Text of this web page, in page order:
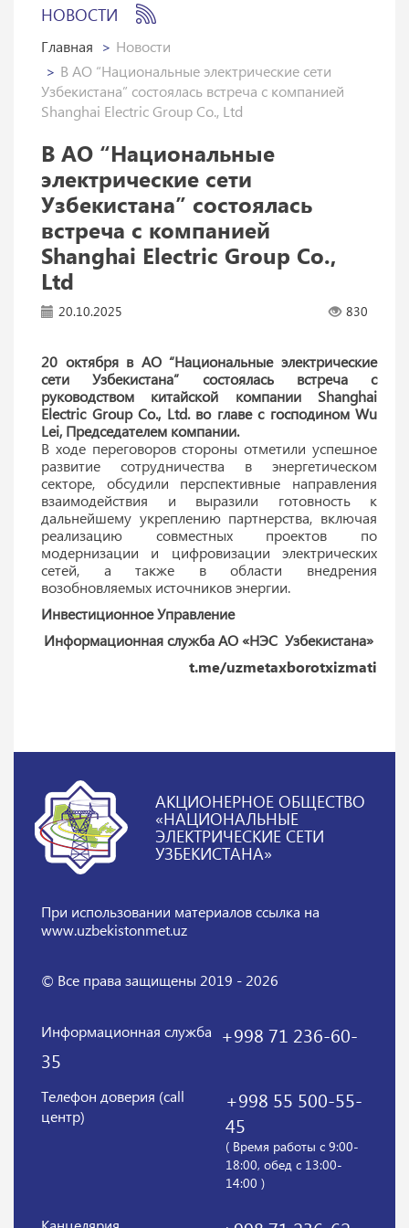
НОВОСТИ
Главная
Новости
В АО “Национальные электрические сети
Узбекистана” состоялась встреча с компанией
Shanghai Electric Group Co., Ltd
В АО “Национальные
электрические сети
Узбекистана” состоялась
встреча с компанией
Shanghai Electric Group Co.,
Ltd
20.10.2025 830
20 октября в АО “Национальные электрические
сети Узбекистана” состоялась встреча с
руководством китайской компании Shanghai
Electric Group Co., Ltd. во главе с господином Wu
Lei, Председателем компании.
В ходе переговоров стороны отметили успешное
развитие сотрудничества в энергетическом
секторе, обсудили перспективные направления
взаимодействия и выразили готовность к
дальнейшему укреплению партнерства, включая
реализацию совместных проектов по
модернизации и цифровизации электрических
сетей, а также в области внедрения
возобновляемых источников энергии.
Инвестиционное Управление
Информационная служба АО «НЭС Узбекистана»
t.me/uzmetaxborotxizmati
АКЦИОНЕРНОЕ ОБЩЕСТВО
«НАЦИОНАЛЬНЫЕ
ЭЛЕКТРИЧЕСКИЕ СЕТИ
УЗБЕКИСТАНА»
При использовании материаловссылка на
www.uzbekistonmet.uz
© Все права защищены 2019 - 2026
Информационная служба
+998 71 236-60-
35
Телефон доверия (call
центр)
+998 55 500-55-
45
( Время работы с 9:00-
18:00, обед с 13:00-
14:00 )